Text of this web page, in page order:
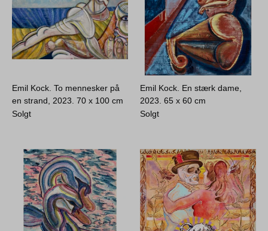
Emil Kock. To mennesker på
en strand, 2023.70 x 100 cm
Solgt
Emil Kock. En stærk dame,
2023.65 x 60 cm
Solgt